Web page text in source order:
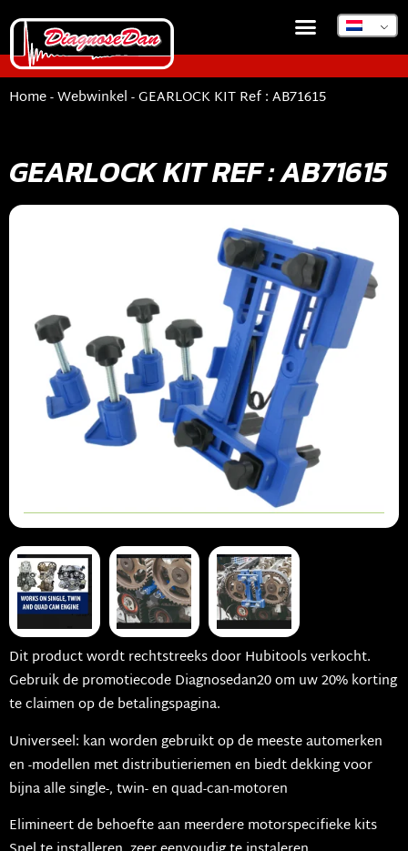
Home-Webwinkel-GEARLOCK KIT Ref : AB71615
GEARLOCK KIT REF : AB71615
Dit product wordt rechtstreeks door Hubitools verkocht.
Gebruik de promotiecode Diagnosedan20 om uw 20% korting
te claimen op de betalingspagina.
Universeel: kan worden gebruikt op de meeste automerken
en -modellen met distributieriemen en biedt dekking voor
bijna alle single-, twin- en quad-can-motoren
Elimineert de behoefte aan meerdere motorspecifieke kits